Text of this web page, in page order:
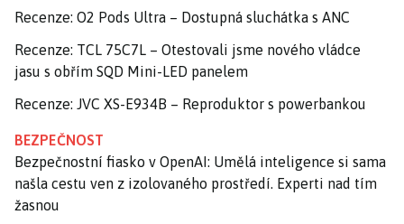
Recenze: O2 Pods Ultra – Dostupná sluchátka s ANC
Recenze: TCL 75C7L – Otestovali jsme nového vládce
jasu s obřím SQD Mini-LED panelem
Recenze: JVC XS-E934B – Reproduktor s powerbankou
BEZPEČNOST
Bezpečnostní fiasko v OpenAI: Umělá inteligence si sama
našla cestu ven z izolovaného prostředí. Experti nad tím
žasnou